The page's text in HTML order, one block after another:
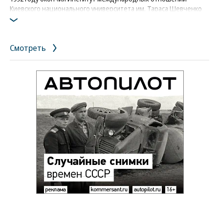
Киевского национального университета им. Тараса Шевченко
по специальности «международное право». Учился в США,
Смотреть